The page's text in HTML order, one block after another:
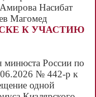
Насибат
Магомед
К УЧАСТИЮ
минюста России по
№ 442-р к
одной